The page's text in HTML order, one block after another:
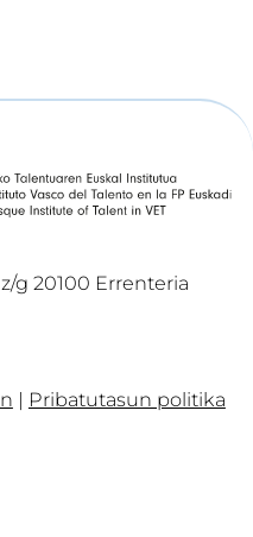
g 20100 Errenteria
| Pribatutasun politika